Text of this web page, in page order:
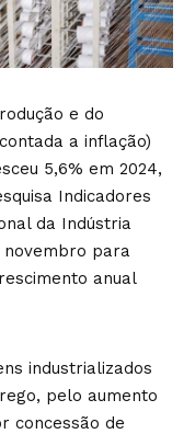
e do
a inflação)
5,6% em 2024,
Indicadores
da Indústria
novembro para
anual
industrializados
pelo aumento
concessão de